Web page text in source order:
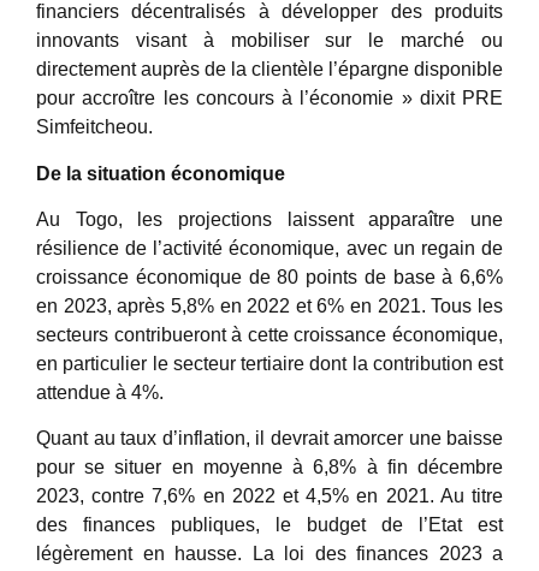
financiers décentralisés à développer des produits
innovants visant à mobiliser sur le marché ou
directement auprès de la clientèle l’épargne disponible
pour accroître les concours à l’économie » dixit PRE
Simfeitcheou.
De la situation économique
Au Togo, les projections laissent apparaître une
résilience de l’activité économique, avec un regain de
croissance économique de 80 points de base à 6,6%
en 2023, après 5,8% en 2022 et 6% en 2021. Tous les
secteurs contribueront à cette croissance économique,
en particulier le secteur tertiaire dont la contribution est
attendue à 4%.
Quant au taux d’inflation, il devrait amorcer une baisse
pour se situer en moyenne à 6,8% à fin décembre
2023, contre 7,6% en 2022 et 4,5% en 2021. Au titre
des finances publiques, le budget de l’Etat est
légèrement en hausse. La loi des finances 2023 a